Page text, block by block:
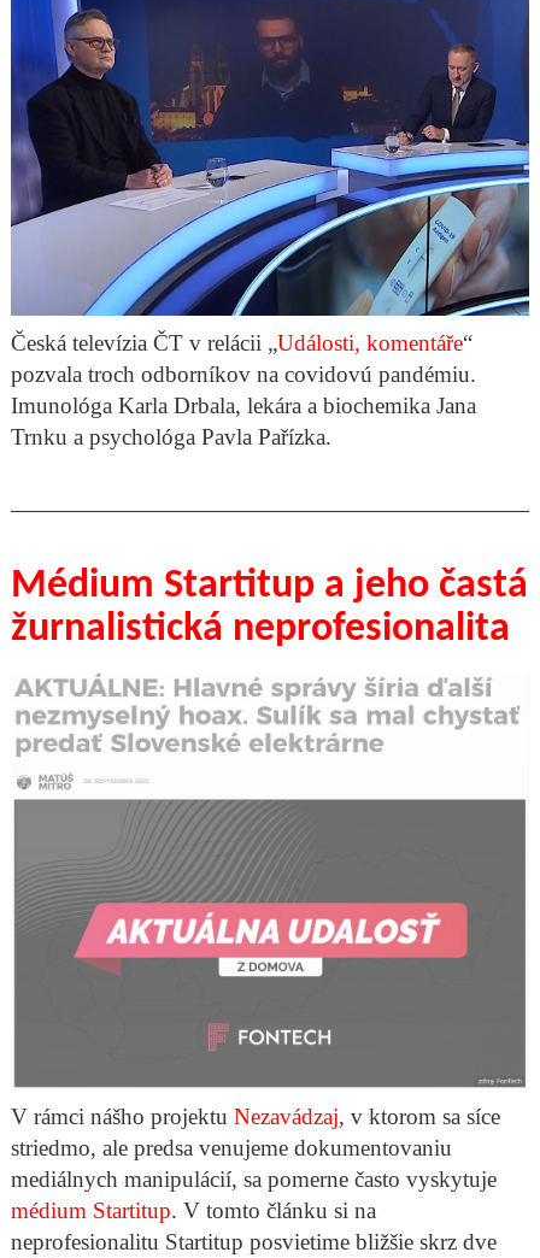
Česká televízia ČT v relácii „Události, komentáře“
pozvala troch odborníkov na covidovú pandémiu.
Imunológa Karla Drbala, lekára a biochemika Jana
Trnku a psychológa Pavla Pařízka.
Médium Startitup a jeho častá
žurnalistická neprofesionalita
V rámci nášho projektu Nezavádzaj, v ktorom sa síce
striedmo, ale predsa venujeme dokumentovaniu
mediálnych manipulácií, sa pomerne často vyskytuje
médium Startitup. V tomto článku si na
neprofesionalitu Startitup posvietime bližšie skrz dve